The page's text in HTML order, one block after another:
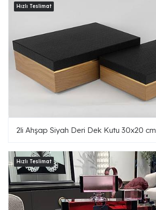
2li Ahşap Siyah Deri Dek Kutu 30x20 cm